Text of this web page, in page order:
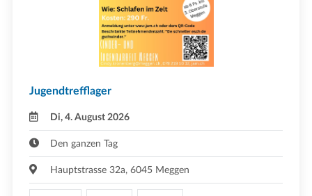
Jugendtrefflager
Di, 4. August 2026
Den ganzen Tag
Hauptstrasse 32a, 6045 Meggen